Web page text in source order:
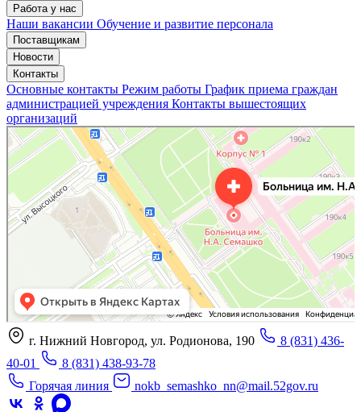
Работа у нас
Наши вакансии Обучение и развитие персонала
Поставщикам
Новости
Контакты
Основные контакты Режим работы График приема граждан
администрацией учреждения Контакты вышестоящих
организаций
«Нижегородская областная клиническая больница имени Н.А. Семашко»
Отделение больницы, госпиталя в Нижнем Новгороде
Больница для взрослых в Нижнем Новгороде
г. Нижний Новгород, ул. Родионова, 190
8 (831) 436-
40-01
8 (831) 438-93-78
Горячая линия
nokb_semashko_nn@mail.52gov.ru